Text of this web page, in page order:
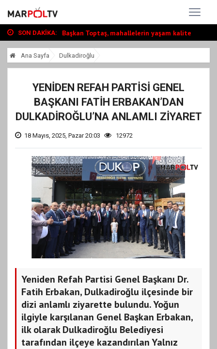
SON DAKIKA:
Vali Ünlüer ve Başkan Görgel’den Vakıfla...
Başkan Toptaş, mahallelerin yaşam kalite...
Ana Sayfa Dulkadiroğlu
YENİDEN REFAH PARTİSİ GENEL
BAŞKANI FATİH ERBAKAN’DAN
DULKADİROĞLU’NA ANLAMLI ZİYARET
18 Mayıs, 2025, Pazar 20:03 12972
Yeniden Refah Partisi Genel Başkanı Dr.
Fatih Erbakan, Dulkadiroğlu ilçesinde bir
dizi anlamlı ziyarette bulundu. Yoğun
ilgiyle karşılanan Genel Başkan Erbakan,
ilk olarak Dulkadiroğlu Belediyesi
tarafından ilçeye kazandırılan Yalnız